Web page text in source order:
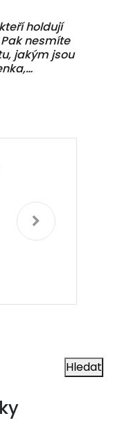
holdují
nesmíte
jakým jsou
Hledat